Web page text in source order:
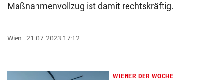
Maßnahmenvollzug ist damit rechtskräftig.
Wien 21.07.2023 17:12
WIENER DER WOCHE